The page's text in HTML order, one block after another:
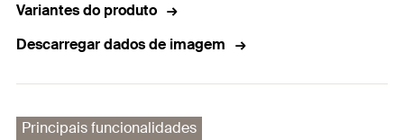
Variantes do produto
Descarregar dados de imagem
Principais funcionalidades